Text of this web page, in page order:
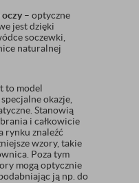
oczy – optyczne
jest dzięki
soczewki,
naturalnej
to model
okazje,
Stanowią
i całkowicie
rynku znaleźć
wzory, takie
Poza tym
mogą optycznie
ją np. do